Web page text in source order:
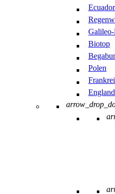
Biotop
Polen
England